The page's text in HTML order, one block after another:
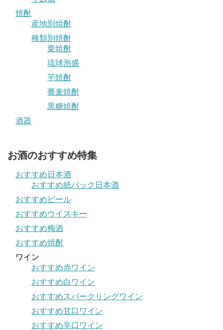
焼酎
産地別焼酎
種類別焼酎
栗焼酎
琉球泡盛
芋焼酎
蕎麦焼酎
黒糖焼酎
酒器
お酒のおすすめ特集
おすすめ日本酒
おすすめ紙パック日本酒
おすすめビール
おすすめウイスキー
おすすめ梅酒
おすすめ焼酎
ワイン
おすすめ赤ワイン
おすすめ白ワイン
おすすめスパークリングワイン
おすすめ甘口ワイン
おすすめ辛口ワイン